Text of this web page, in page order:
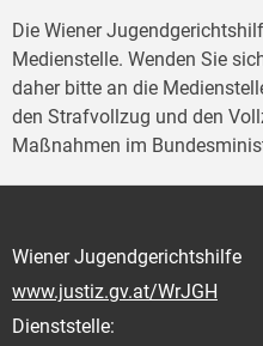
Die Wiener
Medienstelle. Wenden Sie
daher bitte an die
den Strafvollzug und den
Maßnahmen im
Wiener Jugendgerichtshilfe
www.justiz.gv.at/WrJGH
Dienststelle: